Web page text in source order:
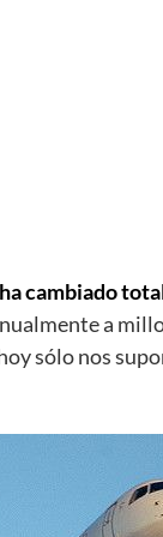
cambiado
a
sólo nos